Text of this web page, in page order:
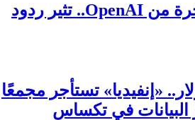
أول رحلة فاخرة من OpenAI.. تثير ردود
دولار.. «إنفيديا» تستأجر مجمعًا
في تكساس